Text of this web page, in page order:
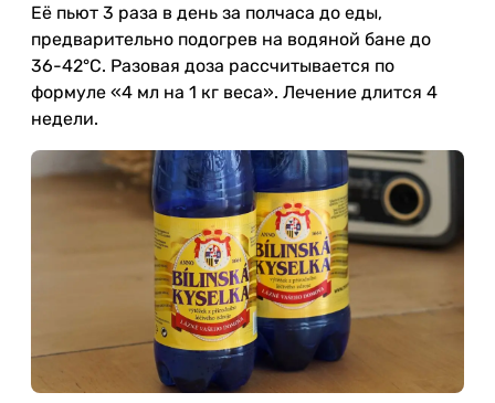
Её пьют 3 раза в день за полчаса до еды,
предварительно подогрев на водяной бане до
36-42°C. Разовая доза рассчитывается по
формуле «4 мл на 1 кг веса». Лечение длится 4
недели.